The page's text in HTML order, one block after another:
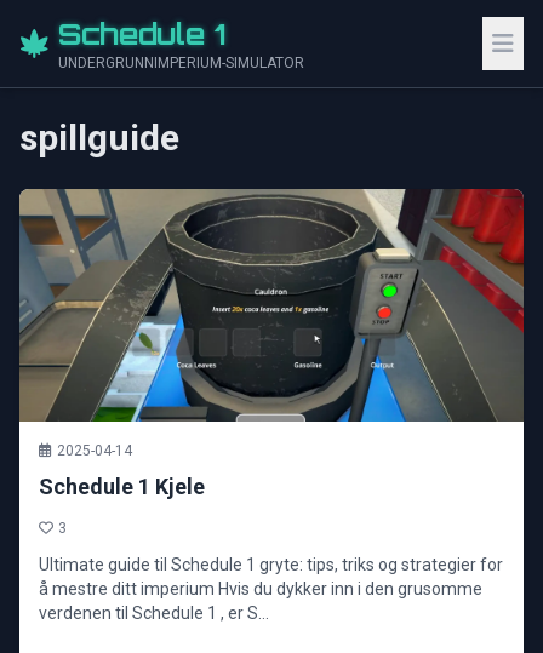
Schedule 1
UNDERGRUNNIMPERIUM-SIMULATOR
spillguide
2025-04-14
Schedule 1 Kjele
3
Ultimate guide til Schedule 1 gryte: tips, triks og strategier for
å mestre ditt imperium Hvis du dykker inn i den grusomme
verdenen til Schedule 1 , er S...